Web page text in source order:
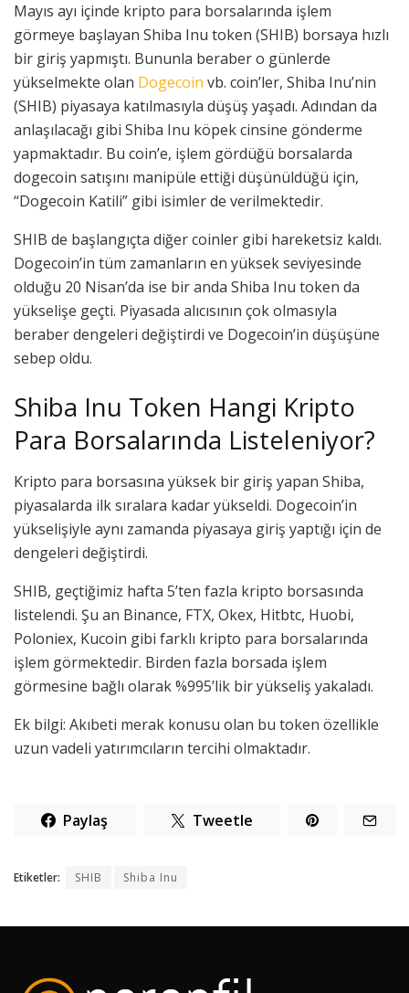
Mayıs ayı içinde kripto para borsalarında işlem
görmeye başlayan Shiba Inu token (SHIB) borsaya hızlı
bir giriş yapmıştı. Bununla beraber o günlerde
yükselmekte olan Dogecoin vb. coin’ler, Shiba Inu’nin
(SHIB) piyasaya katılmasıyla düşüş yaşadı. Adından da
anlaşılacağı gibi Shiba Inu köpek cinsine gönderme
yapmaktadır. Bu coin’e, işlem gördüğü borsalarda
dogecoin satışını manipüle ettiği düşünüldüğü için,
“Dogecoin Katili” gibi isimler de verilmektedir.
SHIB de başlangıçta diğer coinler gibi hareketsiz kaldı.
Dogecoin’in tüm zamanların en yüksek seviyesinde
olduğu 20 Nisan’da ise bir anda Shiba Inu token da
yükselişe geçti. Piyasada alıcısının çok olmasıyla
beraber dengeleri değiştirdi ve Dogecoin’in düşüşüne
sebep oldu.
Shiba Inu Token Hangi Kripto
Para Borsalarında Listeleniyor?
Kripto para borsasına yüksek bir giriş yapan Shiba,
piyasalarda ilk sıralara kadar yükseldi. Dogecoin’in
yükselişiyle aynı zamanda piyasaya giriş yaptığı için de
dengeleri değiştirdi.
SHIB, geçtiğimiz hafta 5’ten fazla kripto borsasında
listelendi. Şu an Binance, FTX, Okex, Hitbtc, Huobi,
Poloniex, Kucoin gibi farklı kripto para borsalarında
işlem görmektedir. Birden fazla borsada işlem
görmesine bağlı olarak %995’lik bir yükseliş yakaladı.
Ek bilgi: Akıbeti merak konusu olan bu token özellikle
uzun vadeli yatırımcıların tercihi olmaktadır.
Paylaş Tweetle
Etiketler: SHIB Shiba Inu